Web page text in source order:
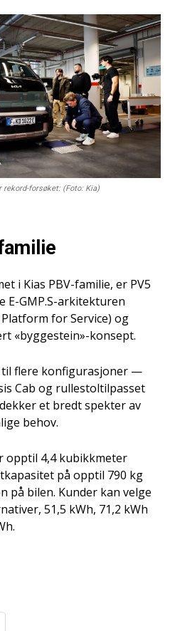
rekord-forsøket: (Foto: Kia)
i Kias PBV-familie, er PV5
E-GMP.S-arkitekturen
for Service) og
«byggestein»-konsept.
flere konfigurasjoner —
Cab og rullestoltilpasset
et bredt spekter av
behov.
opptil 4,4 kubikkmeter
på opptil 790 kg
på bilen. Kunder kan velge
51,5 kWh, 71,2 kWh